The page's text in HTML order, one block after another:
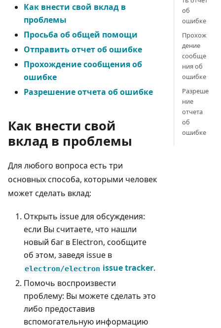
Как внести свой вклад в
проблемы
Просьба об общей помощи
Отправить отчет об ошибке
Прохождение сообщения об
ошибке
Разрешение отчета об ошибке
Как внести свой
вклад в проблемы
Для любого вопроса есть три
основных способа, которыми человек
может сделать вклад:
Открыть issue для обсуждения:
если Вы считаете, что нашли
новый баг в Electron, сообщите
об этом, заведя issue в
electron/electron issue tracker.
Помочь воспроизвести
проблему: Вы можете сделать это
либо предоставив
вспомогательную информацию
об
ошибке
Прохож
дение
сообще
ния об
ошибке
Разреше
ние
отчета
об
ошибке